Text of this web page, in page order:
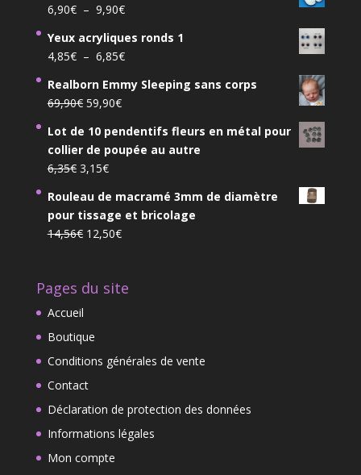
6,90€ – 9,90€Plage
prix :
6,90€
à
Yeux acryliques ronds 1
4,85€ – 6,85€Plage
prix :
à
6,85€
Realborn Emmy Sleeping sans corps
69,90€ Le
initial
était :
69,90€.
59,90€Le
actuel
est :
Lot de 10 pendentifs fleurs en métal pour
collier de poupée au autre
6,35€ Le
initial
était :
6,35€.
3,15€Le
actuel
est :
3,15€.
Rouleau de macramé 3mm de diamètre
pour tissage et bricolage
14,56€ Le
était :
12,50€Le
est :
Pages du site
Accueil
Boutique
Conditions générales de vente
Contact
Déclaration de protection des données
Informations légales
Mon compte